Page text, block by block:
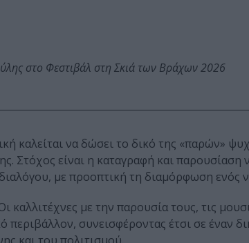
στο Φεστιβάλ στη Σκιά των Βράχων 2026
καλείται να δώσει το δικό της «παρών»
Στόχος είναι η καταγραφή και
με προοπτική τη διαμόρφωση ενός
με την παρουσία τους, τις
περιβάλλον, συνεισφέροντας έτσι σε έναν